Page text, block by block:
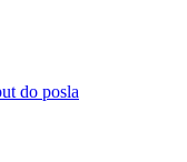
do posla